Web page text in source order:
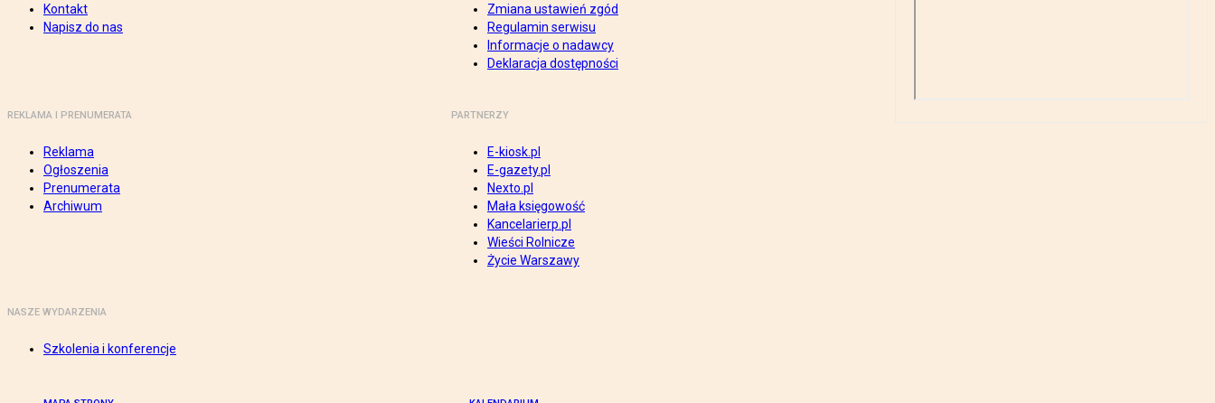
Kontakt
Napisz do nas
Zmiana ustawień zgód
Regulamin serwisu
Informacje o nadawcy
Deklaracja dostępności
REKLAMA I PRENUMERATA
Reklama
Ogłoszenia
Prenumerata
Archiwum
PARTNERZY
E-kiosk.pl
E-gazety.pl
Nexto.pl
Mała księgowość
Kancelarierp.pl
Wieści Rolnicze
Życie Warszawy
NASZE WYDARZENIA
Szkolenia i konferencje